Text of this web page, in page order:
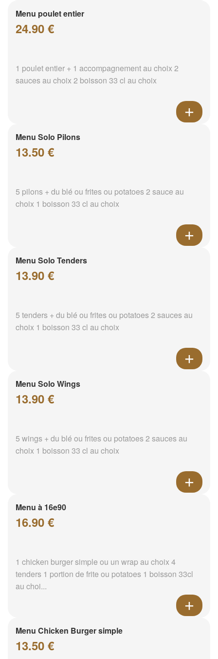
Menu poulet entier
24.90 €
1 poulet entier + 1 accompagnement au choix 2
sauces au choix 2 boisson 33 cl au choix
Menu Solo Pilons
13.50 €
5 pilons + du blé ou frites ou potatoes 2 sauce au
choix 1 boisson 33 cl au choix
Menu Solo Tenders
13.90 €
5 tenders + du blé ou frites ou potatoes 2 sauces au
choix 1 boisson 33 cl au choix
Menu Solo Wings
13.90 €
5 wings + du blé ou frites ou potatoes 2 sauces au
choix 1 boisson 33 cl au choix
Menu à 16e90
16.90 €
1 chicken burger simple ou un wrap au choix 4
tenders 1 portion de frite ou potatoes 1 boisson 33cl
au choi...
Menu Chicken Burger simple
13.50 €